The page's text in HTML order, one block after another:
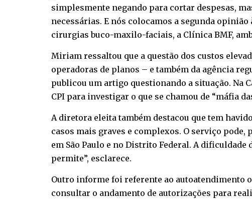
simplesmente negando para cortar despesas,
necessárias. E nós colocamos a segunda
cirurgias buco-maxilo-faciais, a Clínica BMF,
Miriam ressaltou que a questão dos custos
operadoras de planos – e também da agência
publicou um artigo questionando a situação. Na
CPI para investigar o que se chamou de “máfia
A diretora eleita também destacou que tem
casos mais graves e complexos. O serviço
em São Paulo e no Distrito Federal. A
permite”, esclarece.
Outro informe foi referente ao autoatendimento
consultar o andamento de autorizações para